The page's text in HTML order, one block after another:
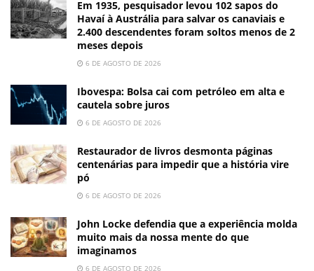
Em 1935, pesquisador levou 102 sapos do
Havaí à Austrália para salvar os canaviais e
2.400 descendentes foram soltos menos de 2
meses depois
6 DE AGOSTO DE 2026
Ibovespa: Bolsa cai com petróleo em alta e
cautela sobre juros
6 DE AGOSTO DE 2026
Restaurador de livros desmonta páginas
centenárias para impedir que a história vire
pó
6 DE AGOSTO DE 2026
John Locke defendia que a experiência molda
muito mais da nossa mente do que
imaginamos
6 DE AGOSTO DE 2026